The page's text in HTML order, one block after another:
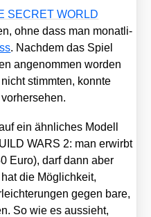
SECRET WORLD
ohne dass man monat­li­
. Nach­dem das Spiel
ange­nom­men wor­den
stimm­ten, konn­te
ein ähn­li­ches Modell
WARS 2: man erwirbt
Euro), darf dann aber
die Mög­lich­keit,
gegen bare,
So wie es aus­sieht,